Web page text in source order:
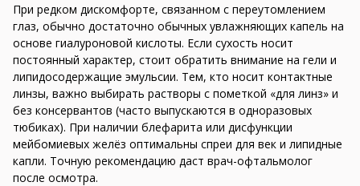
При редком дискомфорте, связанном с переутомлением
глаз, обычно достаточно обычных увлажняющих капель на
основе гиалуроновой кислоты. Если сухость носит
постоянный характер, стоит обратить внимание на гели и
липидосодержащие эмульсии. Тем, кто носит контактные
линзы, важно выбирать растворы с пометкой «для линз» и
без консервантов (часто выпускаются в одноразовых
тюбиках). При наличии блефарита или дисфункции
мейбомиевых желёз оптимальны спреи для век и липидные
капли. Точную рекомендацию даст врач-офтальмолог
после осмотра.